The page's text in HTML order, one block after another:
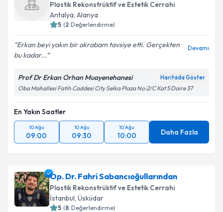
Plastik Rekonstrüktif ve Estetik Cerrahi
Antalya, Alanya
5 (2 Değerlendirme)
Erkan beyi yakın bir akrabam tavsiye etti. Gerçekten
bu kadar...
Devamı
Prof Dr Erkan Orhan Muayenehanesi Haritada Göster
Oba Mahallesi Fatih Caddesi City Selka Plaza No:2/C Kat 5 Daire 37
En Yakın Saatler
10 Ağu
09:00
10 Ağu
09:30
10 Ağu
10:00 Daha Fazla
Op. Dr. Fahri Sabancıoğullarından
Plastik Rekonstrüktif ve Estetik Cerrahi
İstanbul, Üsküdar
5 (8 Değerlendirme)